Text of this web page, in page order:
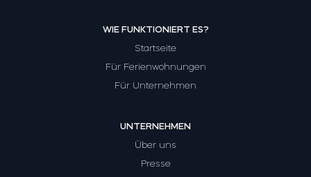
WIE FUNKTIONIERT ES?
Startseite
Für Ferienwohnungen
Für Unternehmen
UNTERNEHMEN
Über uns
Presse